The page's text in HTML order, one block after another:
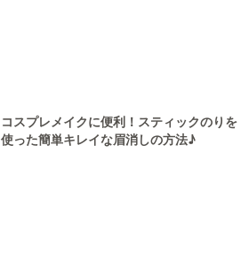
コスプレメイクに便利！スティックのりを
使った簡単キレイな眉消しの方法♪